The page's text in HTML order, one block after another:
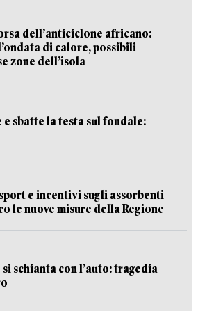
dell’anticiclone africano:
di calore, possibili
zone dell’isola
sbatte la testa sul fondale:
e incentivi sugli assorbenti
le nuove misure della Regione
schianta con l’auto: tragedia